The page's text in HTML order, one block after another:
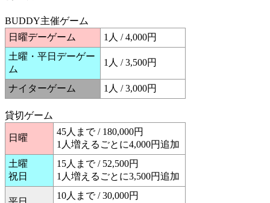
BUDDY主催ゲーム
日曜デーゲーム
1人 / 4,000円
土曜・平日デーゲー
ム
1人 / 3,500円
ナイターゲーム 1人 / 3,000円
貸切ゲーム
日曜
45人まで / 180,000円
1人増えるごとに4,000円追加
土曜
祝日
15人まで / 52,500円
1人増えるごとに3,500円追加
10人まで / 30,000円